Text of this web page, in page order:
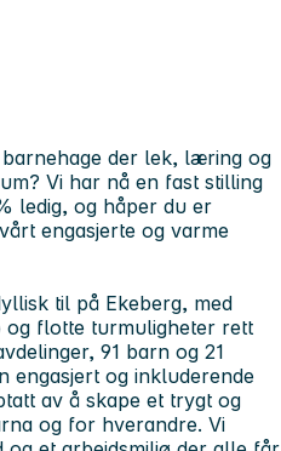
der lek, læring og
Vi har nå en fast stilling
ledig, og håper du er
engasjerte og varme
til på Ekeberg, med
flotte turmuligheter rett
91 barn og 21
engasjert og inkluderende
av å skape et trygt og
og for hverandre. Vi